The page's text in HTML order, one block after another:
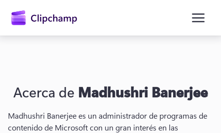
principal
Acerca de Madhushri Banerjee
Madhushri Banerjee es un administrador de programas de
contenido de Microsoft con un gran interés en las